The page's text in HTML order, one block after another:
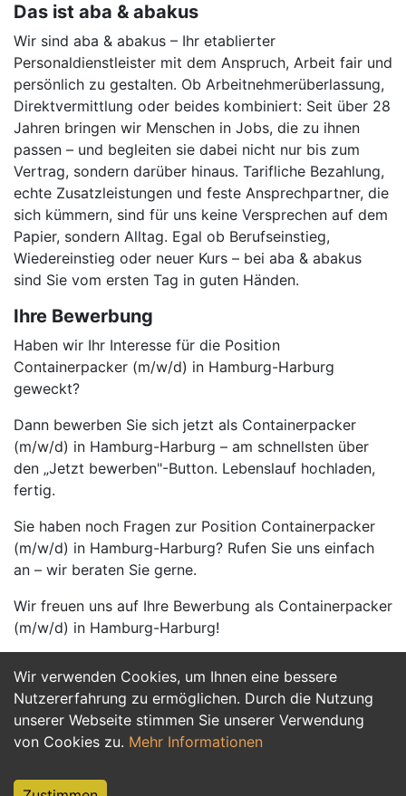
Wir verwenden Cookies, um Ihnen eine bessere
Nutzererfahrung zu ermöglichen. Durch die Nutzung
unserer Webseite stimmen Sie unserer Verwendung
von Cookies zu. Mehr Informationen
Das ist aba & abakus
Wir sind aba & abakus – Ihr etablierter
Personaldienstleister mit dem Anspruch, Arbeit fair und
persönlich zu gestalten. Ob Arbeitnehmerüberlassung,
Direktvermittlung oder beides kombiniert: Seit über 28
Jahren bringen wir Menschen in Jobs, die zu ihnen
passen – und begleiten sie dabei nicht nur bis zum
Vertrag, sondern darüber hinaus. Tarifliche Bezahlung,
echte Zusatzleistungen und feste Ansprechpartner, die
sich kümmern, sind für uns keine Versprechen auf dem
Papier, sondern Alltag. Egal ob Berufseinstieg,
Wiedereinstieg oder neuer Kurs – bei aba & abakus
sind Sie vom ersten Tag in guten Händen.
Ihre Bewerbung
Haben wir Ihr Interesse für die Position
Containerpacker (m/w/d) in Hamburg-Harburg
geweckt?
Dann bewerben Sie sich jetzt als Containerpacker
(m/w/d) in Hamburg-Harburg – am schnellsten über
den „Jetzt bewerben"-Button. Lebenslauf hochladen,
fertig.
Sie haben noch Fragen zur Position Containerpacker
(m/w/d) in Hamburg-Harburg? Rufen Sie uns einfach
an – wir beraten Sie gerne.
Wir freuen uns auf Ihre Bewerbung als Containerpacker
(m/w/d) in Hamburg-Harburg!
Jetzt Bewerben